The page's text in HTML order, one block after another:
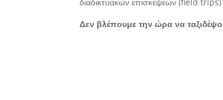
Δεν βλέπουμε την ώρα να